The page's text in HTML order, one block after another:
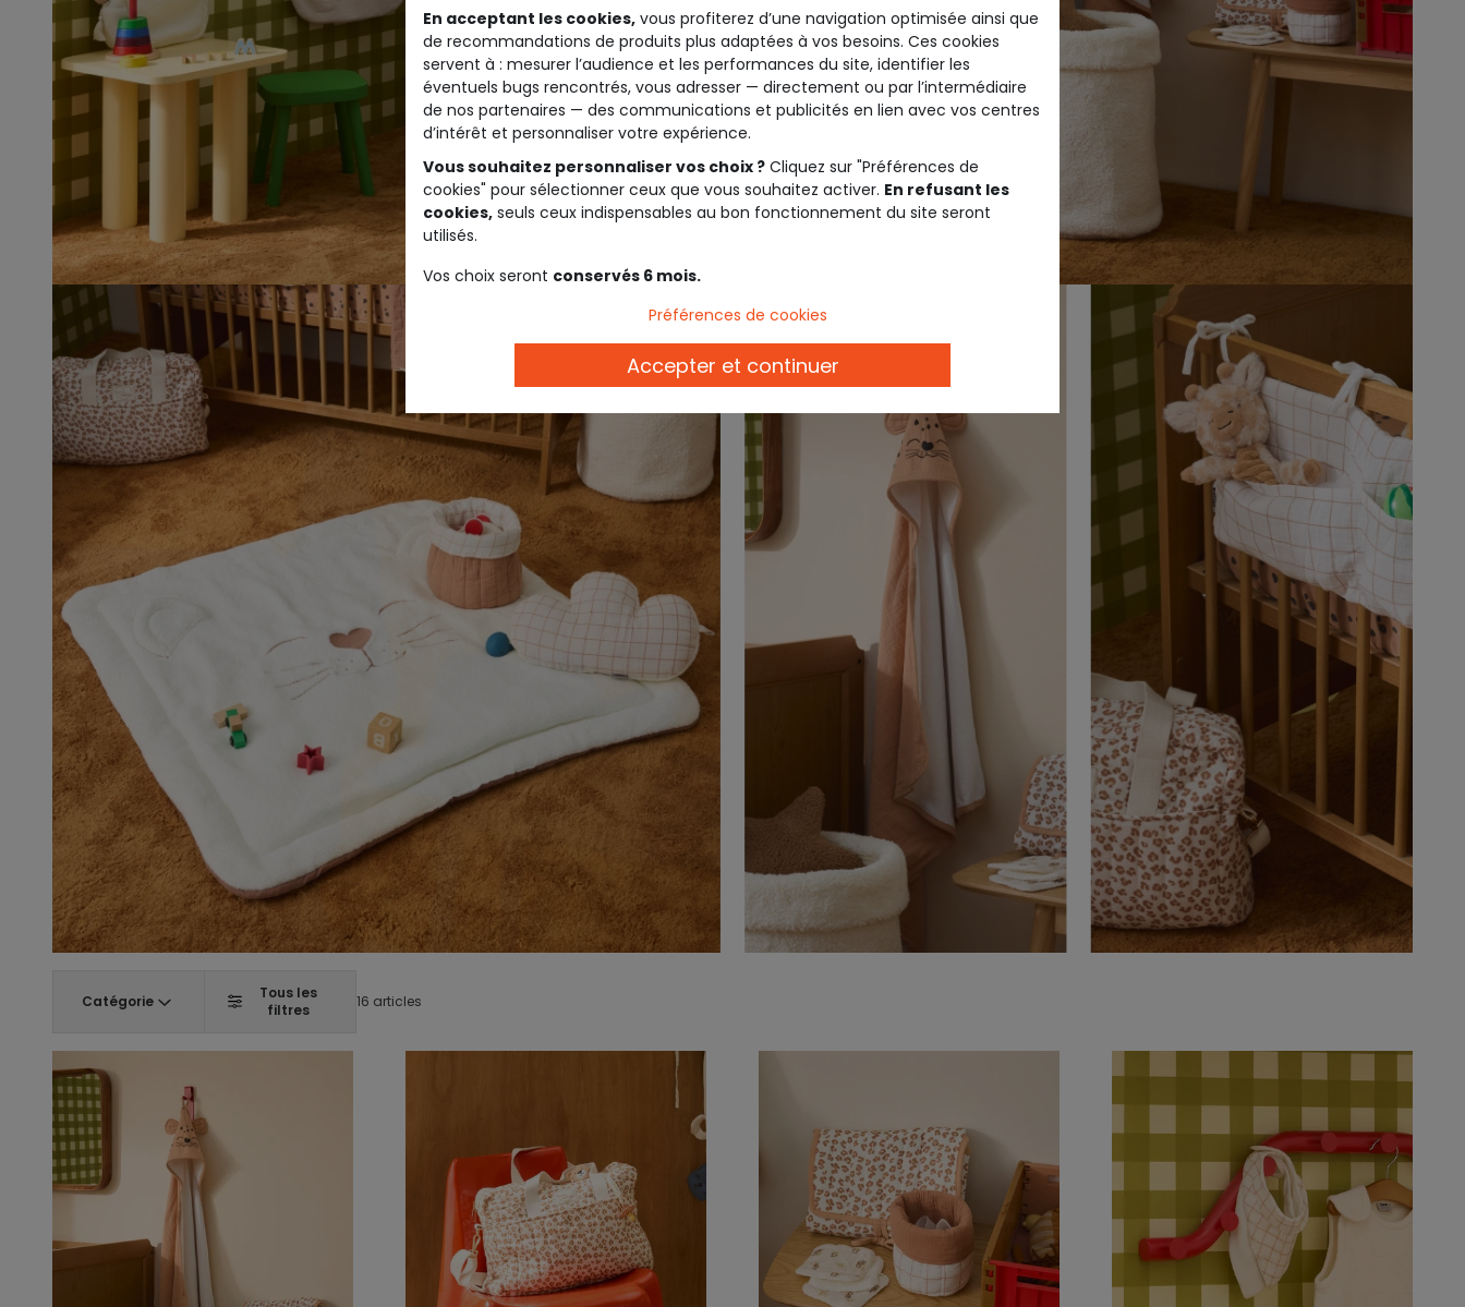
Catégorie
Tous les
filtres
16 articles
En acceptant les cookies, vous profiterez d’une navigation optimisée ainsi que
de recommandations de produits plus adaptées à vos besoins. Ces cookies
servent à : mesurer l’audience et les performances du site, identifier les
éventuels bugs rencontrés, vous adresser — directement ou par l’intermédiaire
de nos partenaires — des communications et publicités en lien avec vos centres
d’intérêt et personnaliser votre expérience.
Vous souhaitez personnaliser vos choix ? Cliquez sur "Préférences de
cookies" pour sélectionner ceux que vous souhaitez activer. En refusant les
cookies, seuls ceux indispensables au bon fonctionnement du site seront
utilisés.
Vos choix seront conservés 6 mois.
Préférences de cookies
Accepter et continuer